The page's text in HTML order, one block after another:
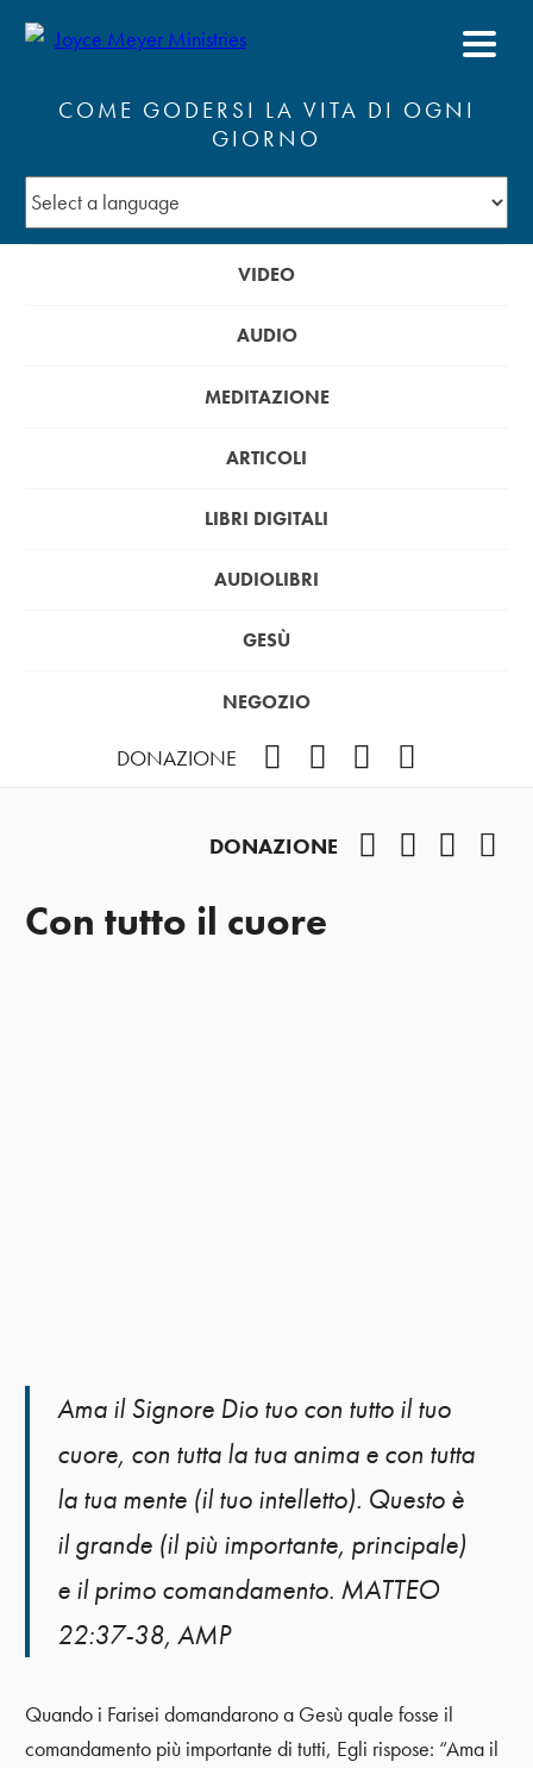
COME GODERSI LA VITA DI OGNI
GIORNO
VIDEO
AUDIO
MEDITAZIONE
ARTICOLI
LIBRI DIGITALI
AUDIOLIBRI
GESÙ
NEGOZIO
DONAZIONE
DONAZIONE
Con tutto il cuore
Ama il Signore Dio tuo con tutto il tuo
cuore, con tutta la tua anima e con tutta
la tua mente (il tuo intelletto). Questo è
il grande (il più importante, principale)
e il primo comandamento. MATTEO
22:37-38, AMP
Quando i Farisei domandarono a Gesù quale fosse il
comandamento più importante di tutti, Egli rispose: “Ama il